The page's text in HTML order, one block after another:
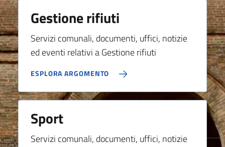
Gestione rifiuti
Servizi comunali, documenti, uffici, notizie
ed eventi relativi a Gestione rifiuti
ESPLORA ARGOMENTO
Sport
Servizi comunali, documenti, uffici, notizie